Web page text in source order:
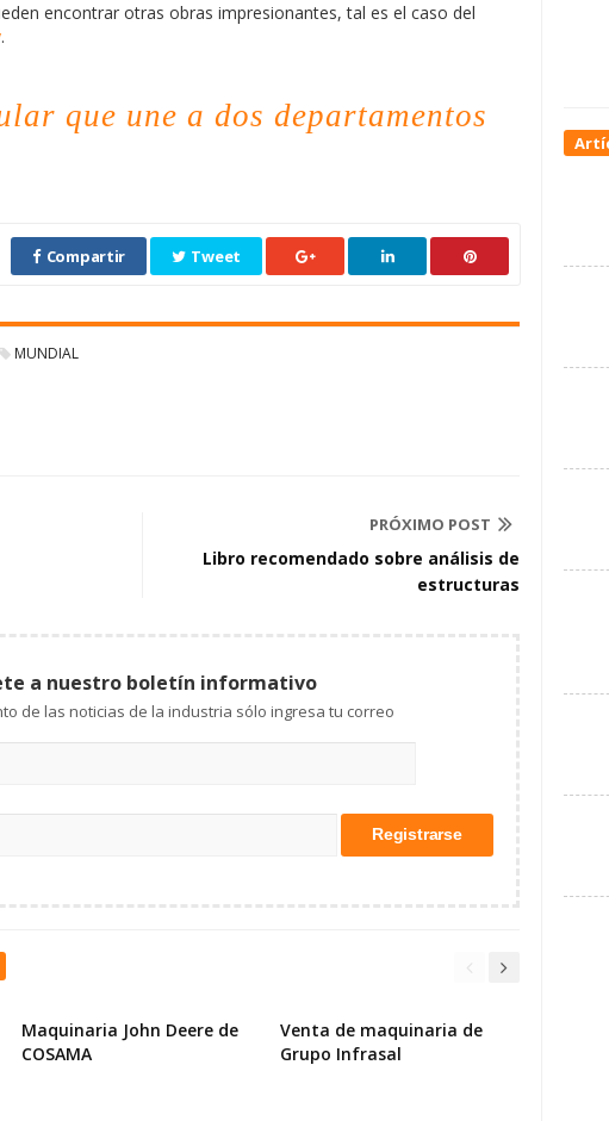
encontrar otras obras impresionantes, tal es el caso del
.
que une a dos departamentos
Compartir Tweet
MUNDIAL
PRÓXIMO POST
Libro recomendado sobre análisis de
estructuras
a nuestro boletín informativo
Mantente al tanto de las noticias de la industria sólo ingresa tu correo
Maquinaria John Deere de
COSAMA
Venta de maquinaria de
Grupo Infrasal